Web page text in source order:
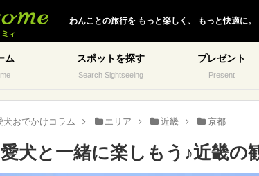
わんことの旅行を もっと楽しく、 もっと快適に。
ム スポットを探す
Search Sightseeing
プレゼント
Present
犬おでかけコラム エリア 近畿 京都
犬と一緒に楽しもう♪近畿の